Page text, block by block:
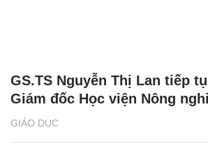
GIÁO DỤC
GS.TS Nguyễn Thị Lan tiếp
Giám đốc Học viện Nông